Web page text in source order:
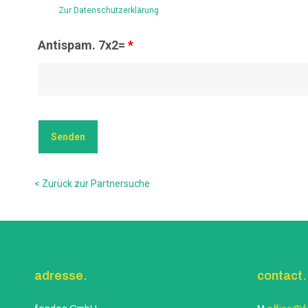
Zur Datenschutzerklärung
Antispam. 7x2= *
< Zurück zur Partnersuche
adresse. contact.